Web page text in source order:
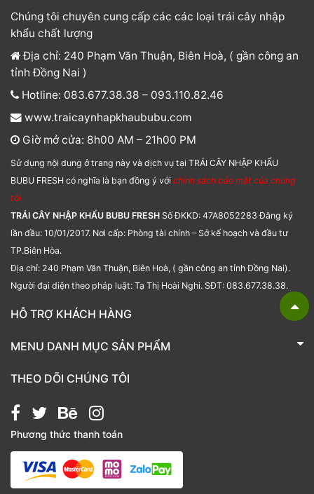
Chúng tôi chuyên cung cấp các các loại trái cây nhập
khẩu chất lượng
Địa chỉ: 240 Phạm Văn Thuận, Biên Hoà, ( gần công an
tỉnh Đồng Nai )
Hotline: 083.677.38.38 – 093.110.82.46
www.traicaynhapkhaububu.com
Giờ mở cửa: 8h00 AM – 21h00 PM
Sử dụng nội dung ở trang này và dịch vụ tại TRÁI CÂY NHẬP KHẨU
BUBU FRESH có nghĩa là bạn đồng ý với chính sách bảo mật của chúng
tôi
TRÁI CÂY NHẬP KHẨU BUBU FRESH Số ĐKKD: 47A8052283 Đăng ký
lần đầu: 10/01/2017. Nơi cấp: Phòng tài chính – Sở kế hoạch và đầu tư
TP.Biên Hòa.
Địa chỉ: 240 Phạm Văn Thuận, Biên Hoà, ( gần công an tỉnh Đồng Nai).
Người đại diện theo pháp luật: Tạ Thị Hoài Nghi. SĐT: 083.677.38.38.
HỖ TRỢ KHÁCH HÀNG
TRÁI CÂY NHẬP KHẨU BUBU FRESH
MENU DANH MỤC SẢN PHẨM
Bánh kẹo
Giỏ quà tặng
Hạt chia
Hạt dẻ cười
Hạt hạnh nhân
THEO DÕI CHÚNG TÔI
Phương thức thanh toán